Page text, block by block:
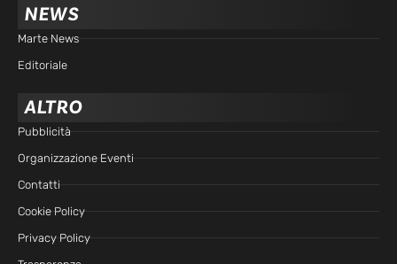
NEWS
Marte News
Editoriale
ALTRO
Pubblicità
Organizzazione Eventi
Contatti
Cookie Policy
Privacy Policy